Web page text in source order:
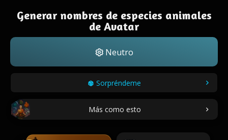
Generar nombres de especies animales
de Avatar
Neutro
Sorpréndeme
Más como esto